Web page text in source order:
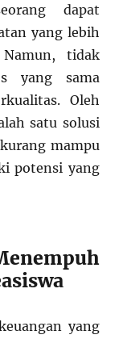
dapat
yang lebih
tidak
yang sama
Oleh
satu solusi
mampu
potensi yang
yang